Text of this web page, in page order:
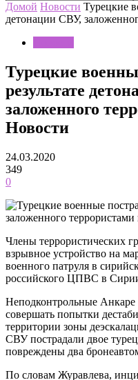
Домой Новости Турецкие
детонации СВУ,
Турецкие
результате
заложенного
Новости
24.03.2020
349
0
Члены террористических
взрывное устройство на
военного патруля в
российского ЦПВС в
Неподконтрольные
совершать попытки
территории зоны
СВУ пострадали двое
повреждены два
По словам Журавлева,